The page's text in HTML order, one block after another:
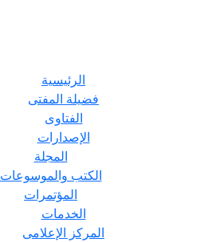
الرئيسية
فضيلة المفتى
الفتاوى
الإصدارات
المجلة
الكتب والموسوعات
المؤتمرات
الخدمات
المركز الإعلامى